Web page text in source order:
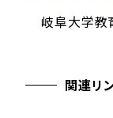
岐阜大学
関連リ